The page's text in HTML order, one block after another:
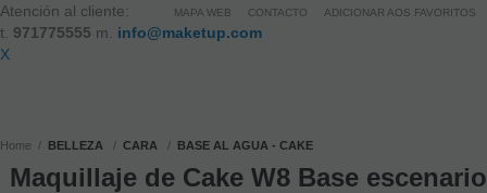
Atención al cliente:
t. 971775555 m.
info@maketup.com
X
MAPA WEB CONTACTO ADICIONAR AOS FAVORITOS
Home BELLEZA CARA BASE AL AGUA - CAKE
Maquillaje de Cake W8 Base escenario